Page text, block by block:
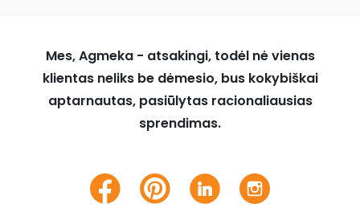
Mes, Agmeka - atsakingi, todėl nė vienas
klientas neliks be dėmesio, bus kokybiškai
aptarnautas, pasiūlytas racionaliausias
sprendimas.